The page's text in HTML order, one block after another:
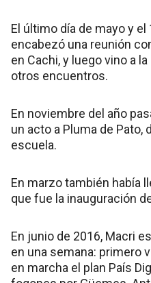
El último día de mayo y
encabezó una reunión
en Cachi, y luego vino a
otros encuentros.
En noviembre del año
un acto a Pluma de Pato,
escuela.
En marzo también había
que fue la inauguración
En junio de 2016, Macri
en una semana: primero
en marcha el plan País